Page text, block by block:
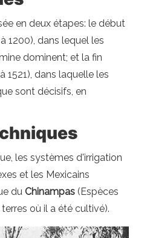
en deux étapes: le début
1200), dans lequel les
dominent; et la fin
1521), dans laquelle les
sont décisifs, en
les systèmes d'irrigation
et les Mexicains
du Chinampas (Espèces
où il a été cultivé).